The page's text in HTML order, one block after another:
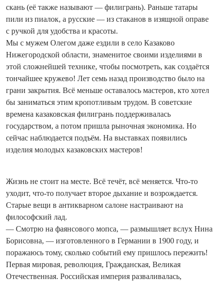
скань (её также называют — филигрань). Раньше татары
пили из пиалок, а русские — из стаканов в изящной оправе
с ручкой для удобства и красоты.
Мы с мужем Олегом даже ­ездили в село Казаково
Нижегородской области, знаменитое своими изделиями в
этой сложнейшей технике, чтобы посмотреть, как создаётся
тончайшее кружево! Лет семь назад производство было на
грани закрытия. Всё меньше оставалось мастеров, кто хотел
бы заниматься этим кропотливым трудом. В советские
времена казаковская филигрань поддерживалась
государством, а потом пришла рыночная экономика. Но
сейчас наблюдается подъём. На выставках появились
изделия молодых казаковских мастеров!
Жизнь не стоит на месте. Всё течёт, всё меняется. Что-то
уходит, что-то получает второе дыхание и возрождается.
Старые вещи в антикварном салоне настраивают на
философский лад.
— Смотрю на фаянсового мопса, — размышляет вслух Нина
Борисовна, — изготовленного в Германии в 1900 году, и
поражаюсь тому, сколько событий ему пришлось пережить!
Первая мировая, революция, Гражданская, Великая
Отечественная. Российская империя разваливалась,